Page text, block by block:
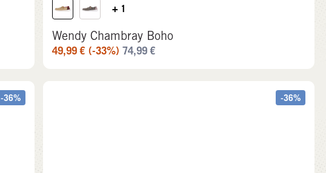
+ 1
Wendy Chambray Boho
49,99€ (-33%) 74,99€
-36% -36%